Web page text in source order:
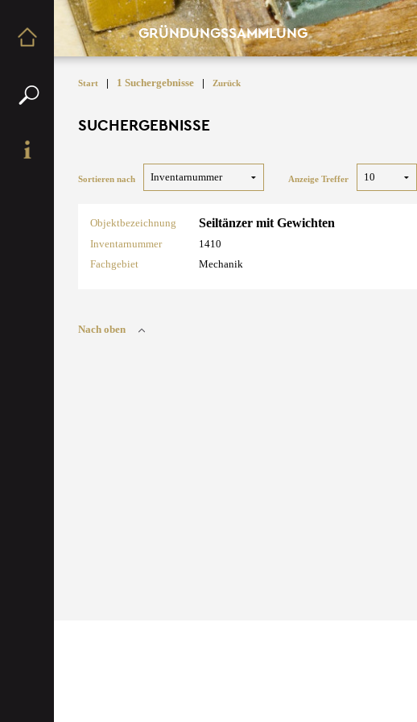
GRÜNDUNGSSAMMLUNG
Start | 1 Suchergebnisse | Zurück
SUCHERGEBNISSE
Sortieren nach Anzeige Treffer
Objektbezeichnung Seiltänzer mit Gewichten
Inventarnummer
1410
Fachgebiet
Mechanik
Nach oben